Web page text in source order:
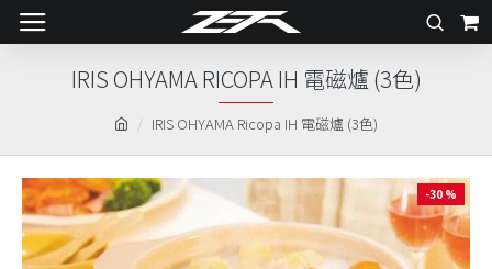
IRIS OHYAMA Ricopa IH 電磁爐 (3色)
IRIS OHYAMA RICOPA IH 電磁爐 (3色)
-30 %